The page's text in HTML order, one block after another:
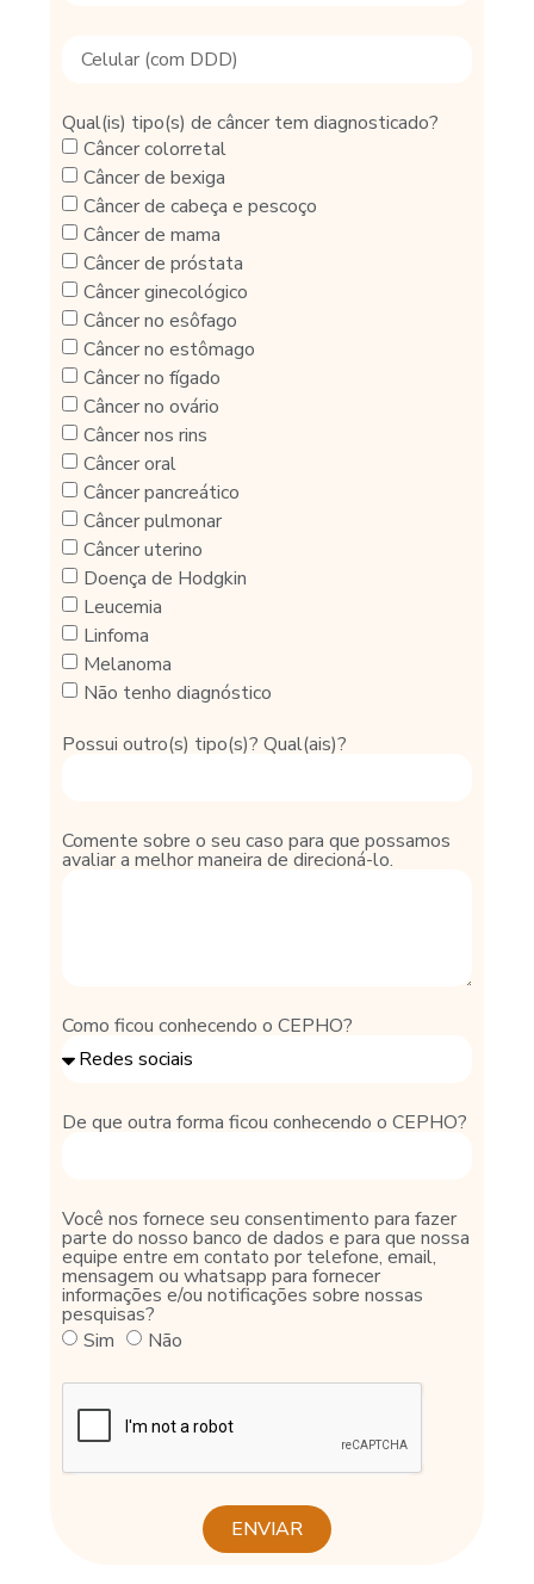
Qual(is) tipo(s) de câncer tem diagnosticado?
Câncer colorretal
Câncer de bexiga
Câncer de cabeça e pescoço
Câncer de mama
Câncer de próstata
Câncer ginecológico
Câncer no esôfago
Câncer no estômago
Câncer no fígado
Câncer no ovário
Câncer nos rins
Câncer oral
Câncer pancreático
Câncer pulmonar
Câncer uterino
Doença de Hodgkin
Leucemia
Linfoma
Melanoma
Não tenho diagnóstico
Possui outro(s) tipo(s)? Qual(ais)?
Comente sobre o seu caso para que possamos
avaliar a melhor maneira de direcioná-lo.
Como ficou conhecendo o CEPHO?
De que outra forma ficou conhecendo o CEPHO?
Você nos fornece seu consentimento para fazer
parte do nosso banco de dados e para que nossa
equipe entre em contato por telefone, email,
mensagem ou whatsapp para fornecer
informações e/ou notificações sobre nossas
pesquisas?
Sim
Não
ENVIAR